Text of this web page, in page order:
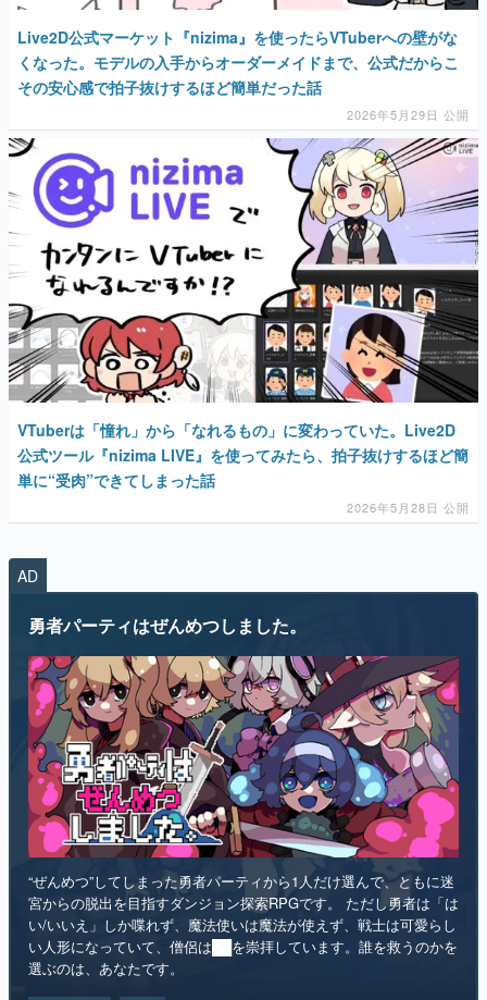
カテゴリ
特集記事
マンガ
女性向け
アプリレビュー
その他
電ファミニコゲーマーとは？
運営：株式会社マレ
その安心感で拍子抜けするほど簡単だった話
2026年5月29日 公開
VTuberは「憧れ」から「なれるもの」に変わっていた。Live2D
公式ツール『nizima LIVE』を使ってみたら、拍子抜けするほど簡
単に“受肉”できてしまった話
2026年5月28日 公開
AD
“ぜんめつ”してしまった勇者パーティから1人だけ選んで、ともに迷
宮からの脱出を目指すダンジョン探索RPGです。 ただし勇者は「は
い/いいえ」しか喋れず、魔法使いは魔法が使えず、戦士は可愛らし
い人形になっていて、僧侶は██を崇拝しています。誰を救うのかを
選ぶのは、あなたです。
インディー RPG
リリース日：2026年第4四半期